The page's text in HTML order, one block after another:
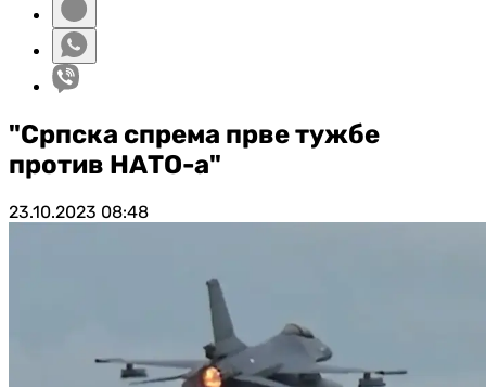
"Српска спрема прве тужбе
против НАТО-а"
23.10.2023 08:48